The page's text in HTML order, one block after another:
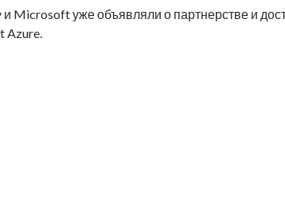
Microsoft уже объявляли о партнерстве и
Azure.